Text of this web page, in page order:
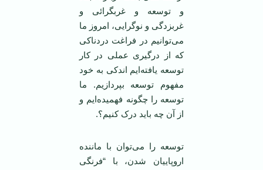
و توسعه و غربگرائی و
غربزدگی و نوگرایی، امروز ما
می‌توانیم در فراغت دردناکی
که از درگیری عملی در کار
توسعه یافته‌ایم اندکی به خود
مفهوم توسعه بپردازیم. ما
توسعه را چگونه فهمیده‌ایم و
از آن چه باید درک کنیم؟.
توسعه را می‌توان با ماننده
اروپاییان شدن، با “فرنگی